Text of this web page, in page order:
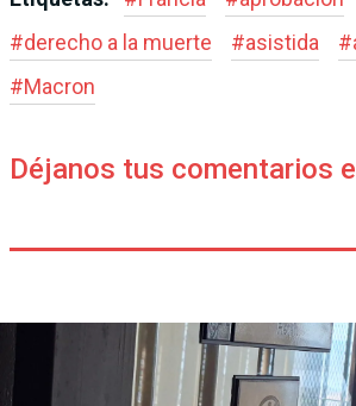
#derecho a la muerte #asistida #
#Macron
Déjanos tus comentarios